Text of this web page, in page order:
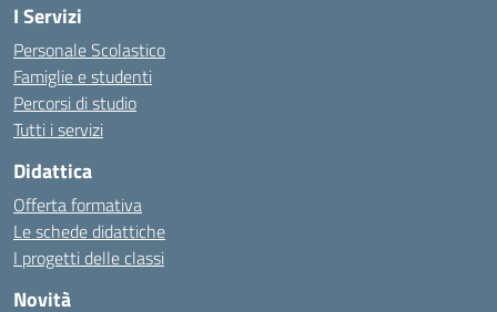
I Servizi
Personale Scolastico
Famiglie e studenti
Percorsi di studio
Tutti i servizi
Didattica
Offerta formativa
Le schede didattiche
I progetti delle classi
Novità